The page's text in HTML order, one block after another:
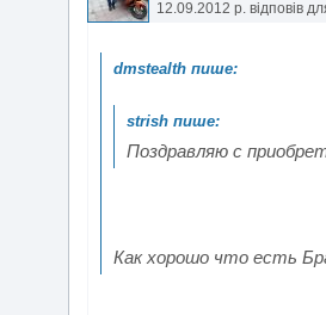
12.09.2012 р. відповів
Поздравляю с
Как хорошо что есть